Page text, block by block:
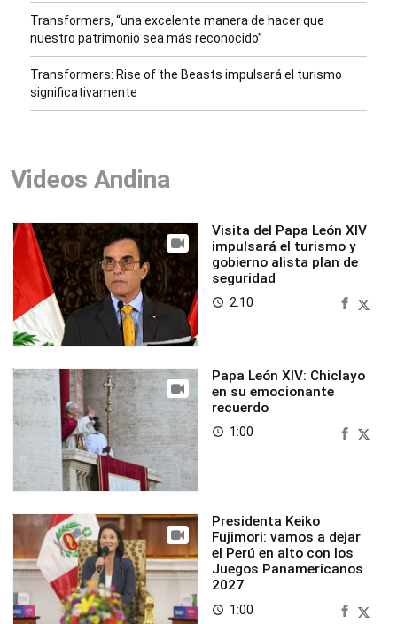
Transformers, “una excelente manera de hacer que
nuestro patrimonio sea más reconocido”
Transformers: Rise of the Beasts impulsará el turismo
significativamente
Videos Andina
Visita del Papa León XIV
impulsará el turismo y
gobierno alista plan de
seguridad
access_time 2:10
Papa León XIV: Chiclayo
en su emocionante
recuerdo
access_time 1:00
Presidenta Keiko
Fujimori: vamos a dejar
el Perú en alto con los
Juegos Panamericanos
2027
access_time 1:00